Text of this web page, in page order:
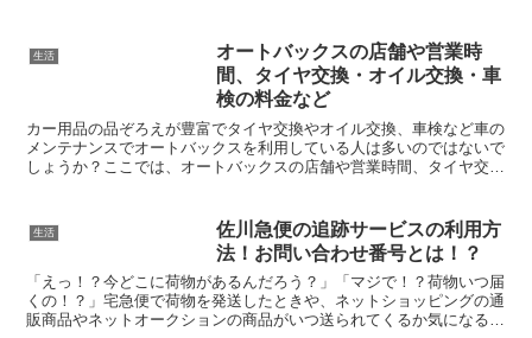
生活
オートバックスの店舗や営業時
間、タイヤ交換・オイル交換・車
検の料金など
カー用品の品ぞろえが豊富でタイヤ交換やオイル交換、車検など車の
メンテナンスでオートバックスを利用している人は多いのではないで
しょうか？ここでは、オートバックスの店舗や営業時間、タイヤ交
生活
佐川急便の追跡サービスの利用方
法！お問い合わせ番号とは！？
「えっ！？今どこに荷物があるんだろう？」「マジで！？荷物いつ届
くの！？」宅急便で荷物を発送したときや、ネットショッピングの通
販商品やネットオークションの商品がいつ送られてくるか気になると